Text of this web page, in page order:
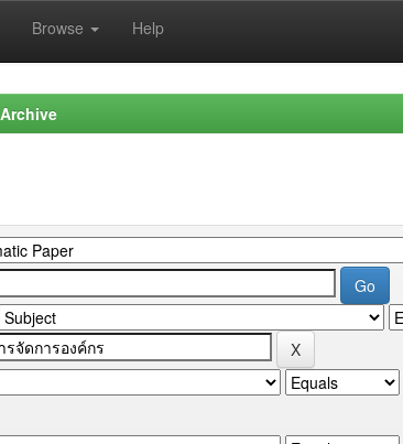
Browse Help